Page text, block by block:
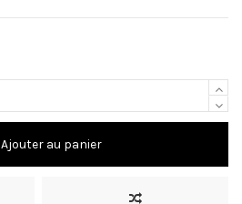
Ajouter au panier